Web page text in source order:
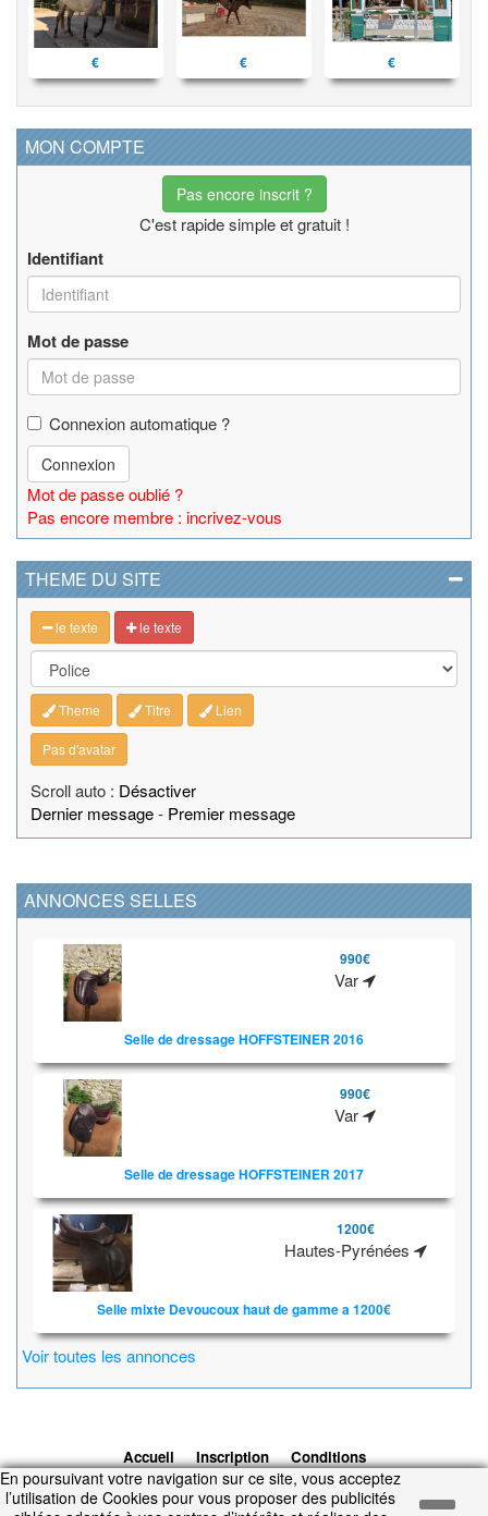
€ € €
MON COMPTE
Pas encore inscrit ?
C'est rapide simple et gratuit !
Identifiant
Mot de passe
Connexion automatique ?
Connexion
Mot de passe oublié ?
Pas encore membre : incrivez-vous
THEME DU SITE
le texte le texte
Theme Titre Lien
Pas d'avatar
Scroll auto : Désactiver
Dernier message- Premier message
ANNONCES SELLES
990€
Var
Selle de dressage HOFFSTEINER 2016
990€
Var
Selle de dressage HOFFSTEINER 2017
1200€
Hautes-Pyrénées
Selle mixte Devoucoux haut de gamme a 1200€
Voir toutes les annonces
Accueil Inscription
Conditions
d'utilisation
Contacts © 2026 1cheval.com
Ecurie Virtuelle -
Jeu Cheval
En poursuivant votre navigation sur ce site, vous acceptez
l’utilisation de Cookies pour vous proposer des publicités